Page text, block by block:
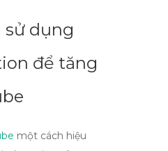
sử dụng
để tăng
một cách hiệu